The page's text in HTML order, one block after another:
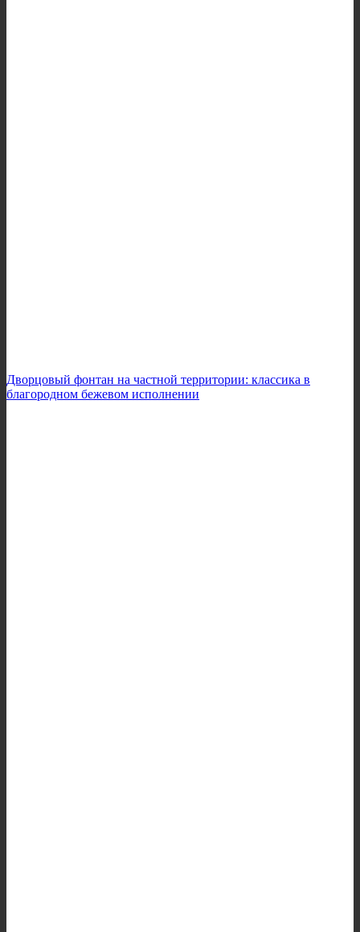
Дворцовый фонтан на частной территории: классика в
благородном бежевом исполнении